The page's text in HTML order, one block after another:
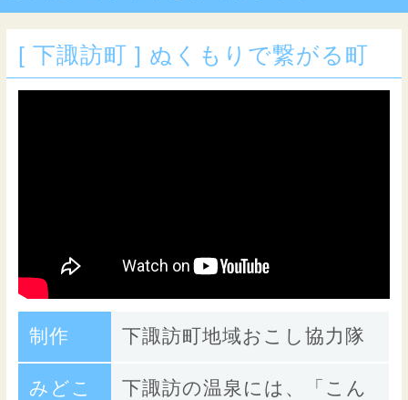
[ 下諏訪町 ] ぬくもりで繋がる町
制作 下諏訪町地域おこし協力隊
みどこ
下諏訪の温泉には、「こん